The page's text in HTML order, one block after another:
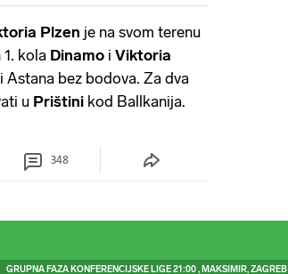
Plzen je na svom terenu
kola Dinamo i Viktoria
bez bodova. Za dva
u Prištini kod Ballkanija.
348
GRUPNA FAZA KONFERENCIJSKE LIGE 21:00 , MAKSIMIR, ZAGREB